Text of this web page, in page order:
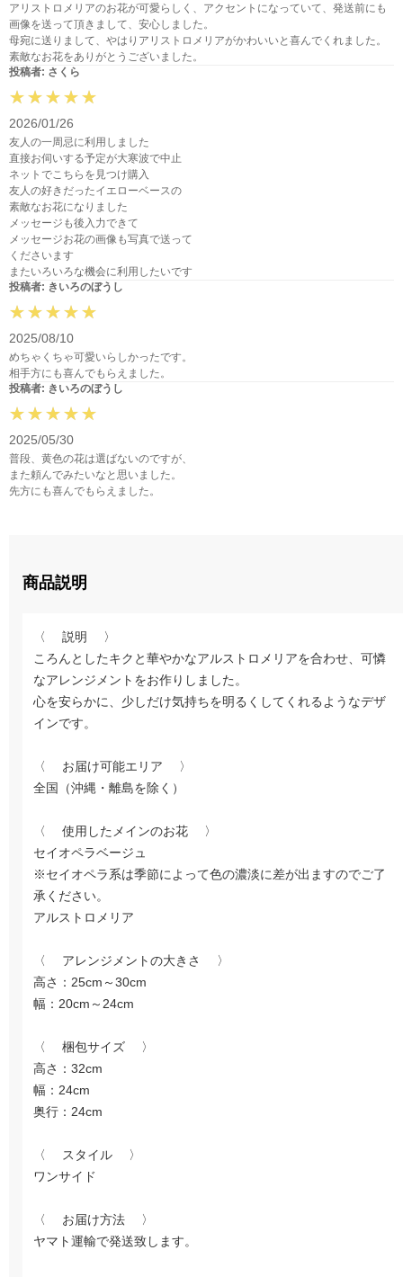
アリストロメリアのお花が可愛らしく、アクセントになっていて、発送前にも
画像を送って頂きまして、安心しました。
母宛に送りまして、やはりアリストロメリアがかわいいと喜んでくれました。
素敵なお花をありがとうございました。
投稿者: さくら
2026/01/26
友人の一周忌に利用しました
直接お伺いする予定が大寒波で中止
ネットでこちらを見つけ購入
友人の好きだったイエローベースの
素敵なお花になりました
メッセージも後入力できて
メッセージお花の画像も写真で送って
くださいます
またいろいろな機会に利用したいです
投稿者: きいろのぼうし
2025/08/10
めちゃくちゃ可愛いらしかったです。
相手方にも喜んでもらえました。
投稿者: きいろのぼうし
2025/05/30
普段、黄色の花は選ばないのですが、
また頼んでみたいなと思いました。
先方にも喜んでもらえました。
商品説明
〈 説明 〉
ころんとしたキクと華やかなアルストロメリアを合わせ、可憐
なアレンジメントをお作りしました。
心を安らかに、少しだけ気持ちを明るくしてくれるようなデザ
インです。
〈 お届け可能エリア 〉
全国（沖縄・離島を除く）
〈 使用したメインのお花 〉
セイオペラベージュ
※セイオペラ系は季節によって色の濃淡に差が出ますのでご了
承ください。
アルストロメリア
〈 アレンジメントの大きさ 〉
高さ：25cm～30cm
幅：20cm～24cm
〈 梱包サイズ 〉
高さ：32cm
幅：24cm
奥行：24cm
〈 スタイル 〉
ワンサイド
〈 お届け方法 〉
ヤマト運輸で発送致します。